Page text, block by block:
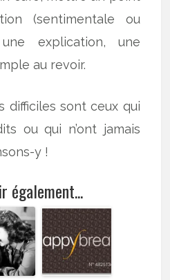
(sentimentale ou
explication, une
au revoir.
difficiles sont ceux qui
ou qui n’ont jamais
y !
également...